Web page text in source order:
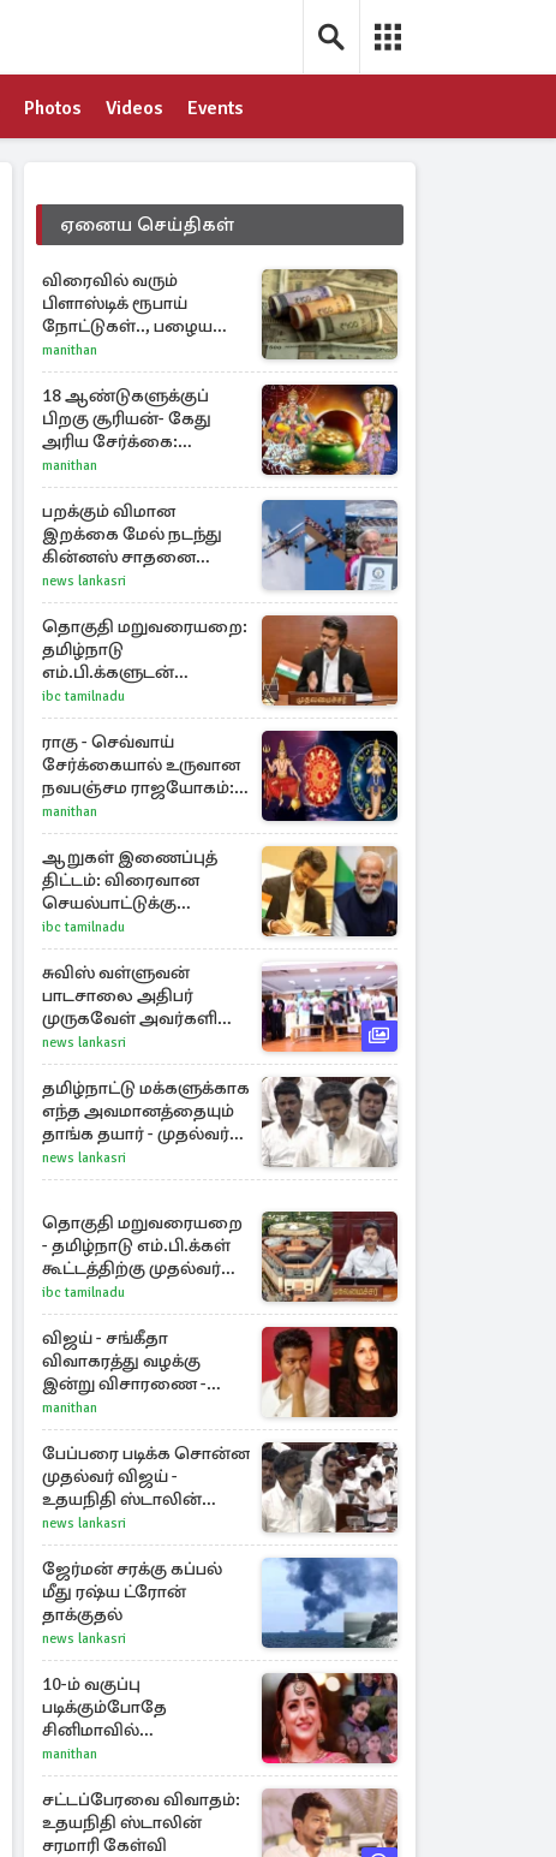
Photos Videos Events
ஏனைய செய்திகள்
விரைவில் வரும்
பிளாஸ்டிக் ரூபாய்
நோட்டுகள்.., பழைய
காகித நோட்டுகள்
செல்லுமா?
manithan
18 ஆண்டுகளுக்குப்
பிறகு சூரியன்- கேது
அரிய சேர்க்கை:
அதிர்ஷ்டம் பெறும் 3
ராசிகள்!
manithan
பறக்கும் விமான
இறக்கை மேல் நடந்து
கின்னஸ் சாதனை
படைத்த 97 வயது
மூதாட்டி
news lankasri
தொகுதி மறுவரையறை:
தமிழ்நாடு
எம்.பி.க்களுடன்
முதலமைச்சர் விஜய்
ஆலோசனை
ibc tamilnadu
ராகு - செவ்வாய்
சேர்க்கையால் உருவான
நவபஞ்சம ராஜயோகம்:
அதிர்ஷ்டம் பெறும் 3
ராசிகள்!
manithan
ஆறுகள் இணைப்புத்
திட்டம்: விரைவான
செயல்பாட்டுக்கு
பிரதமருக்கு
முதலமைச்சர் கடிதம்
ibc tamilnadu
சுவிஸ் வள்ளுவன்
பாடசாலை அதிபர்
முருகவேள் அவர்களின்
சிங்கப்பூர், மலேசியா
மற்றும் தமிழ்நாடு பயண
அனுபவ தொகுப்பு
news lankasri
தமிழ்நாட்டு மக்களுக்காக
எந்த அவமானத்தையும்
தாங்க தயார் - முதல்வர்
விஜய்
news lankasri
தொகுதி மறுவரையறை
- தமிழ்நாடு எம்.பி.க்கள்
கூட்டத்திற்கு முதல்வர்
விஜய் அழைப்பு
ibc tamilnadu
விஜய் - சங்கீதா
விவாகரத்து வழக்கு
இன்று விசாரணை -
காணொளி மூலம்
ஆஜராக வாய்ப்பு
manithan
பேப்பரை படிக்க சொன்ன
முதல்வர் விஜய் -
உதயநிதி ஸ்டாலின்
கொடுத்த பதிலடி
news lankasri
ஜேர்மன் சரக்கு கப்பல்
மீது ரஷ்ய ட்ரோன்
தாக்குதல்
news lankasri
10-ம் வகுப்பு
படிக்கும்போதே
சினிமாவில்
அறிமுகமான த்ரிஷா!
உண்மையை பகிர்ந்த
இயக்குநர் பிரவீன் காந்தி
manithan
சட்டப்பேரவை விவாதம்:
உதயநிதி ஸ்டாலின்
சரமாரி கேள்வி